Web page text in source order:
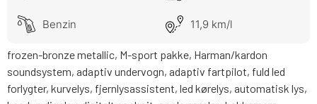
Benzin 11,9 km/l
frozen-bronze metallic, M-sport pakke, Harman/kardon
soundsystem, adaptiv undervogn, adaptiv fartpilot, fuld led
forlygter, kurvelys, fjernlysassistent, led kørelys, automatisk lys,